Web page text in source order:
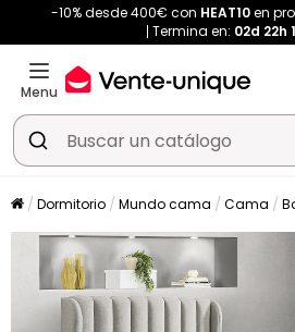
-10% desde 400€ con HEAT10en
Termina en: 02d 22h
Menu
Dormitorio Mundo cama Cama